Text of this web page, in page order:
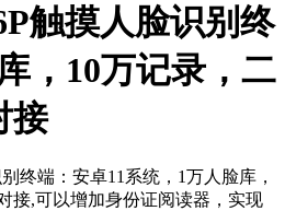
触摸人脸识别终
，10万记录，二
接
终端：安卓11系统，1万人脸库，
接,可以增加身份证阅读器，实现